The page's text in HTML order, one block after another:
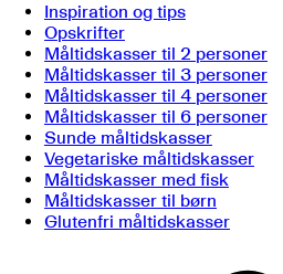
Inspiration og tips
Opskrifter
Måltidskasser til 2 personer
Måltidskasser til 3 personer
Måltidskasser til 4 personer
Måltidskasser til 6 personer
Sunde måltidskasser
Vegetariske måltidskasser
Måltidskasser med fisk
Måltidskasser til børn
Glutenfri måltidskasser